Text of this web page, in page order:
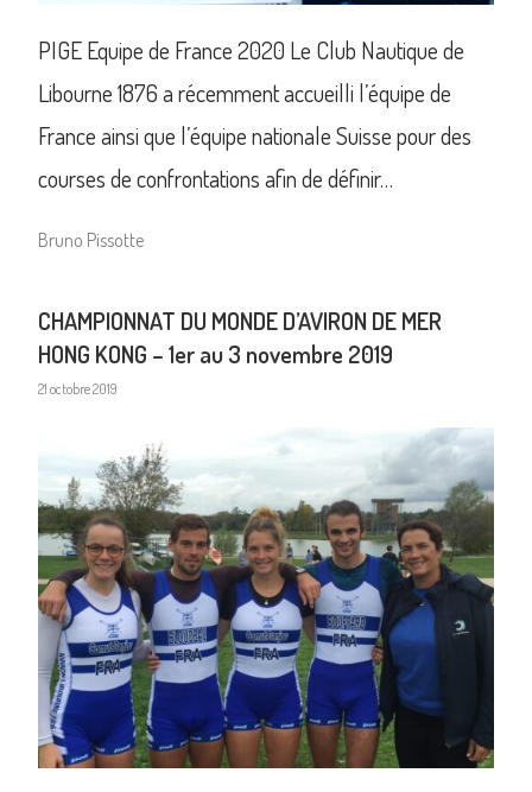
PIGE Equipe de France 2020 Le Club Nautique de
Libourne 1876 a récemment accueilli l’équipe de
France ainsi que l’équipe nationale Suisse pour des
courses de confrontations afin de définir…
Bruno Pissotte
CHAMPIONNAT DU MONDE D’AVIRON DE MER
HONG KONG – 1er au 3 novembre 2019
21 octobre 2019